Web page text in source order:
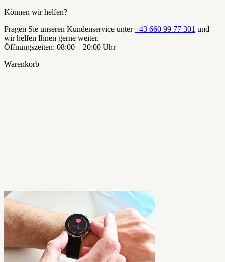
Können wir helfen?
Fragen Sie unseren Kundenservice unter+43 660 99 77 301 und
wir helfen Ihnen gerne weiter.
Öffnungszeiten: 08:00 – 20:00 Uhr
Warenkorb